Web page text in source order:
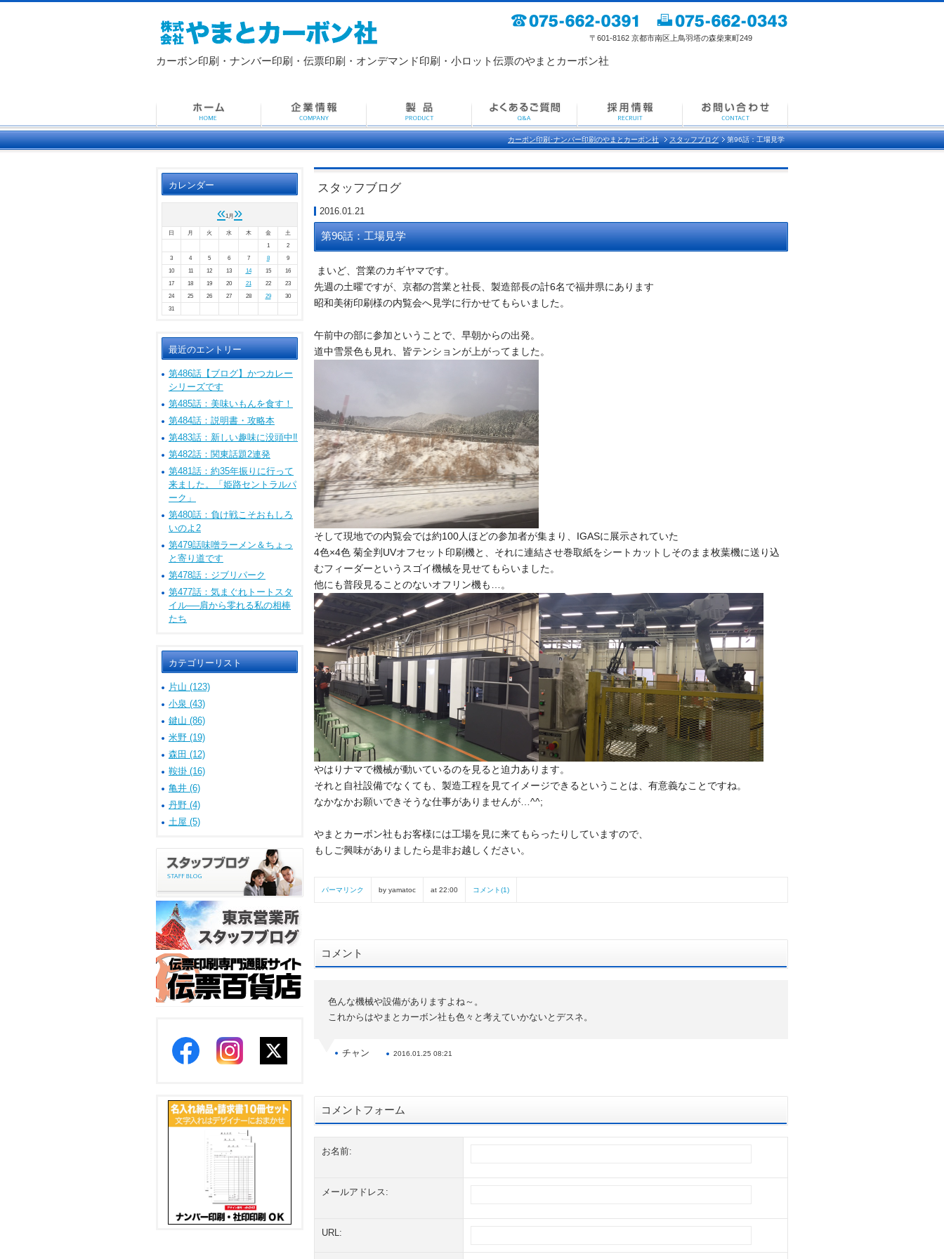
カーボン印刷・ナンバー印刷・ 伝票印刷・ オンデマンド印刷・小ロット伝票のやまとカーボン社
〒601-8162 京都市南区上鳥羽塔の森柴東町249
カーボン印刷･ナンバー印刷のやまとカーボン社 スタッフブログ 第96話：工場見学
スタッフブログ
2016.01.21
第96話：工場見学
まいど、営業のカギヤマです。
先週の土曜ですが、京都の営業と社長、 製造部長の計6名で福井県にあります
昭和美術印刷様の内覧会へ見学に行かせてもらいました。
午前中の部に参加ということで、早朝からの出発。
道中雪景色も見れ、皆テンションが上がってました。
そして現地での内覧会では約100人ほどの参加者が集まり、 IGASに展示されていた
4色×4色 菊全判UVオフセット印刷機と、 それに連結させ巻取紙をシートカットしそのまま枚葉機に送り込
むフィーダーというスゴイ機械を見せてもらいました。
他にも普段見ることのないオフリン機も…。
やはりナマで機械が動いているのを見ると迫力あります。
それと自社設備でなくても、 製造工程を見てイメージできるということは、 有意義なことですね。
なかなかお願いできそうな仕事がありませんが…^^;
やまとカーボン社もお客様には工場を見に来てもらったりしていますので、
もしご興味がありましたら是非お越しください。
パーマリンク by yamatoc at 22:00 コメント(1)
コメント
色んな機械や設備がありますよね～。
これからはやまとカーボン社も色々と考えていかないとデスネ。
チャン 2016.01.25 08:21
コメントフォーム
お名前:
メールアドレス:
URL:
カレンダー
«1月 »
日 月 火 水 木 金
土
1
2
3
4 5 6 7 8
9
10
11 12 13 14 15
16
17
18 19 20 21 22
23
24
25 26 27 28 29
30
31
最近のエントリー
第486話【ブログ】かつカレー
シリーズです
第485話：美味いもんを食す！
第484話：説明書・攻略本
第483話：新しい趣味に没頭中‼
第482話：関東話題2連発
第481話：約35年振りに行って
来ました。「姫路セントラルパ
ーク」
第480話：負け戦こそおもしろ
いのよ2
第479話味噌ラーメン＆ちょっ
と寄り道です
第478話：ジブリパーク
第477話：気まぐれトートスタ
イル──肩から零れる私の相棒
たち
カテゴリーリスト
片山 (123)
小泉 (43)
鍵山 (86)
米野 (19)
森田 (12)
鞍掛 (16)
亀井 (6)
丹野 (4)
土屋 (5)